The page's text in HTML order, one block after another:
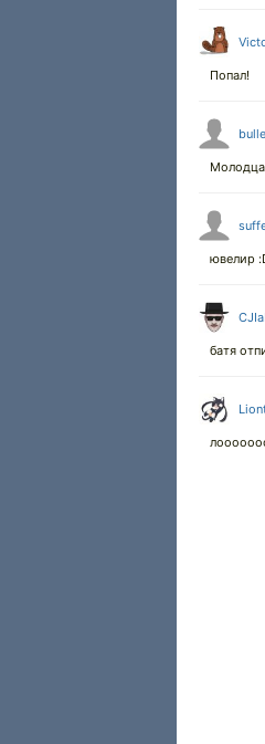
Попал!
ювелир
батя